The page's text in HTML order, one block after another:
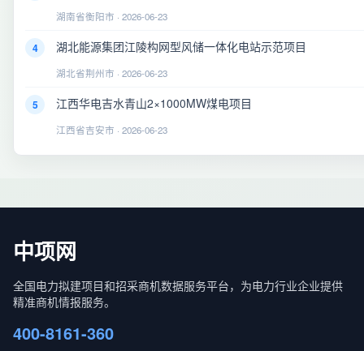
湖南省衡阳市 · 2026-06-23
4 湖北能源集团江陵构网型风储一体化电站示范项目
湖北省荆州市 · 2026-06-23
5 江西华电吉水青山2×1000MW煤电项目
江西省吉安市 · 2026-06-23
中项网
全国电力拟建项目和招采商机数据服务平台，为电力行业企业提供
精准商机情报服务。
400-8161-360